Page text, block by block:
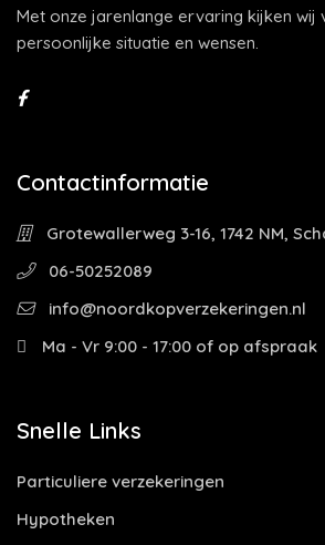
Met onze jarenlange ervaring kijken wij
persoonlijke situatie en wensen.
Contactinformatie
Grotewallerweg 3-16, 1742 NM,
06-50252089
info@noordkopverzekeringen.nl
Ma - Vr 9:00 - 17:00 of op afspraak
Snelle Links
Particuliere verzekeringen
Hypotheken